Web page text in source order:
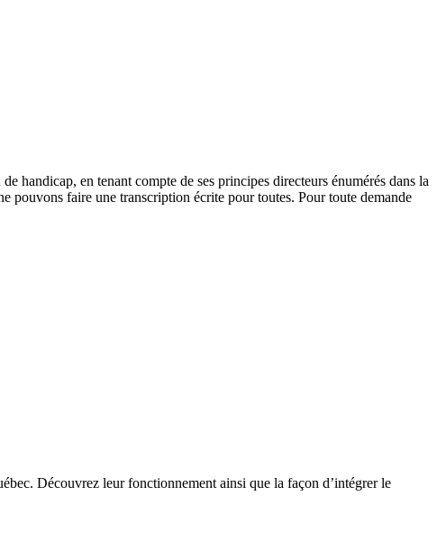
handicap, en tenant compte de ses principes directeurs énumérés dans la
pouvons faire une transcription écrite pour toutes. Pour toute demande
Découvrez leur fonctionnement ainsi que la façon d’intégrer le